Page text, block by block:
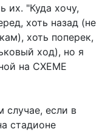
их. "Куда хочу,
хоть назад (не
хоть поперек,
ход), но я
на СХЕМЕ
если в
стадионе